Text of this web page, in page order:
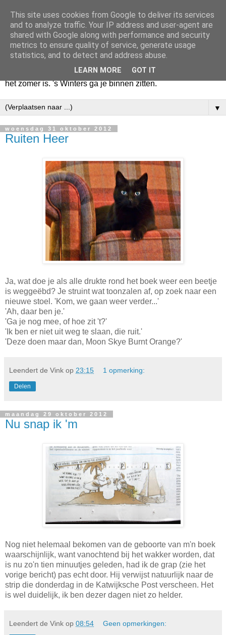
Huize Zeezicht
Als het lente is, lees ik een krant op een terras en drink een
latte uit een glas. Of om het even een boek met een
cappuccino of een dubbele espresso. Maar dat kan ook als
het zomer is. 's Winters ga je binnen zitten.
▼
woensdag 31 oktober 2012
Ruiten Heer
Ja, wat doe je als alle drukte rond het boek weer een beetje
is weggeëbd? Je struint wat toonzalen af, op zoek naar een
nieuwe stoel. 'Kom, we gaan weer verder...'
'Ah, daar ben je.'
'Ga je nog mee, of hoe zit 't?'
'Ik ben er niet uit weg te slaan, die ruit.'
'Deze doen maar dan, Moon Skye Burnt Orange?'
Leendert de Vink op 23:15 1 opmerking:
Delen
maandag 29 oktober 2012
Nu snap ik 'm
Nog niet helemaal bekomen van de geboorte van m'n boek
waarschijnlijk, want vanochtend bij het wakker worden, dat
is nu zo'n tien minuutjes geleden, had ik de grap (zie het
vorige bericht) pas echt door. Hij verwijst natuurlijk naar de
strip die donderdag in de Katwijksche Post verscheen. Het
is wel duidelijk, ik ben dezer dagen niet zo helder.
Leendert de Vink op 08:54 Geen opmerkingen:
This site uses cookies from Google to deliver its services
and to analyze traffic. Your IP address and user-agent are
shared with Google along with performance and security
metrics to ensure quality of service, generate usage
statistics, and to detect and address abuse.
LEARN MORE GOT IT